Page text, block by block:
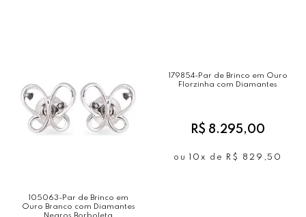
105063-Par de Brinco em
Ouro Branco com Diamantes
179854-Par de Brinco em Ouro
Florzinha com Diamantes
R$ 8.295,00
ou 10x de R$ 829,50